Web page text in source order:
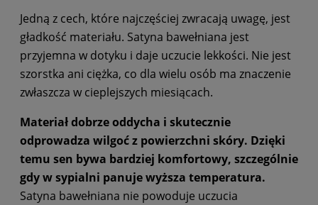
Jedną z cech, które najczęściej zwracają uwagę, jest
gładkość materiału. Satyna bawełniana jest
przyjemna w dotyku i daje uczucie lekkości. Nie jest
szorstka ani ciężka, co dla wielu osób ma znaczenie
zwłaszcza w cieplejszych miesiącach.
Materiał dobrze oddycha i skutecznie
odprowadza wilgoć z powierzchni skóry. Dzięki
temu sen bywa bardziej komfortowy, szczególnie
gdy w sypialni panuje wyższa temperatura.
Satyna bawełniana nie powoduje uczucia